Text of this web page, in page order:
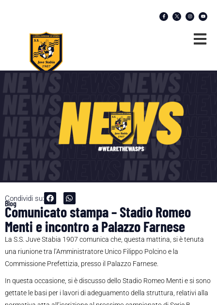
Condividi su:
Blog
Comunicato stampa – Stadio Romeo
Menti e incontro a Palazzo Farnese
La S.S. Juve Stabia 1907 comunica che, questa mattina, si è tenuta
una riunione tra l’Amministratore Unico Filippo Polcino e la
Commissione Prefettizia, presso il Palazzo Farnese.
In questa occasione, si è discusso dello Stadio Romeo Menti e si sono
gettate le basi per i lavori di adeguamento della struttura, relativi alla